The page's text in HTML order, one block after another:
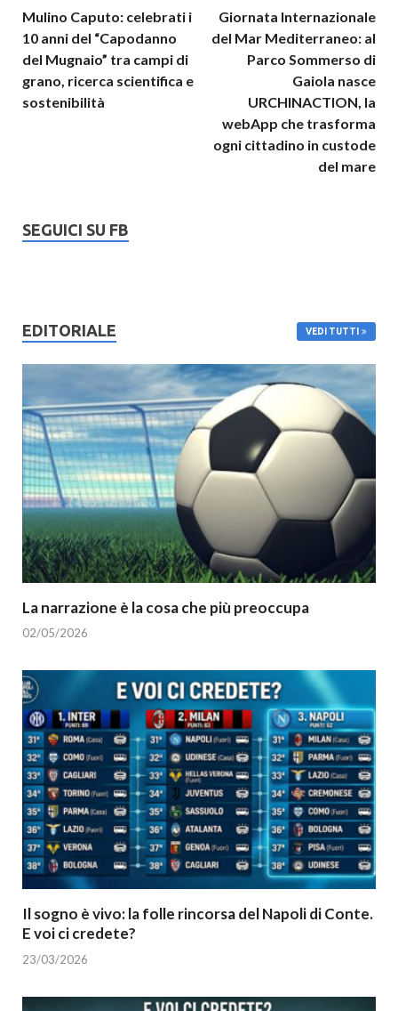
Mulino Caputo: celebrati i
10 anni del “Capodanno
del Mugnaio” tra campi di
grano, ricerca scientifica e
sostenibilità
Giornata Internazionale
del Mar Mediterraneo: al
Parco Sommerso di
Gaiola nasce
URCHINACTION, la
webApp che trasforma
ogni cittadino in custode
del mare
SEGUICI SU FB
EDITORIALE VEDI TUTTI
La narrazione è la cosa che più preoccupa
02/05/2026
Il sogno è vivo: la folle rincorsa del Napoli di Conte.
E voi ci credete?
23/03/2026